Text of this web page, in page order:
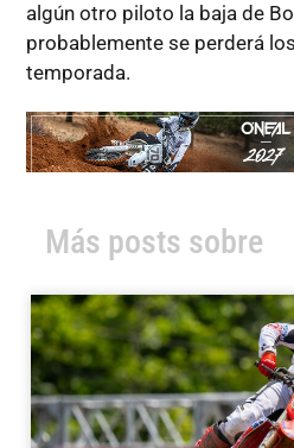
algún otro piloto la baja de
probablemente se perderá
temporada.
Más posts sobre